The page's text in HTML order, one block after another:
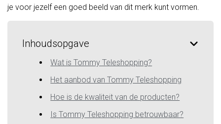
je voor jezelf een goed beeld van dit merk kunt vormen.
Inhoudsopgave
Wat is Tommy Teleshopping?
Het aanbod van Tommy Teleshopping
Hoe is de kwaliteit van de producten?
Is Tommy Teleshopping betrouwbaar?